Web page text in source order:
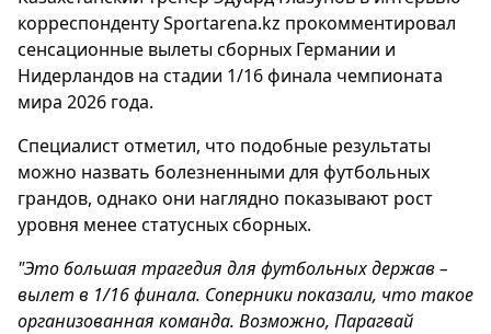
корреспонденту Sportarena.kz прокомментировал
сенсационные вылеты сборных Германии и
Нидерландов на стадии 1/16 финала чемпионата
мира 2026 года.
Специалист отметил, что подобные результаты
можно назвать болезненными для футбольных
грандов, однако они наглядно показывают рост
уровня менее статусных сборных.
"Это большая трагедия для футбольных держав –
вылет в 1/16 финала. Соперники показали, что такое
организованная команда. Возможно, Парагвай